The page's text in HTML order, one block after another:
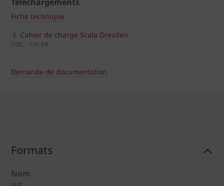
Fiche technique
Cahier de charge Scala Dresden
DOC - 130 KB
Demande de documentation
Formats
Nom